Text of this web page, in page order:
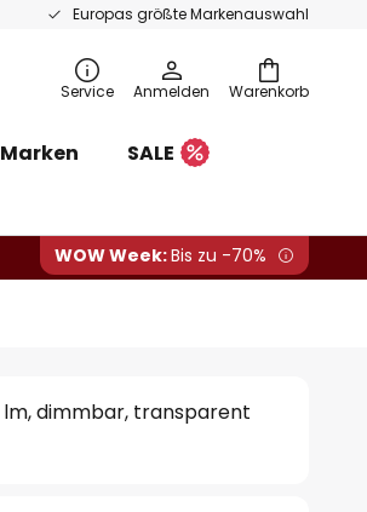
Europas größte Markenauswahl
Warenkorb
Service Anmelden
Marken
SALE
WOW Week:Bis zu -70%
lm, dimmbar, transparent